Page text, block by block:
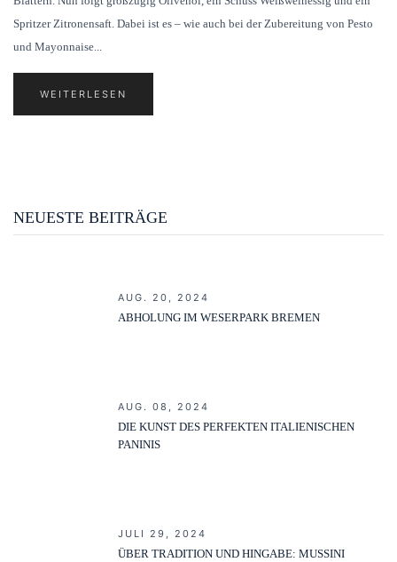
NEUESTE BEITRÄGE
AUG. 20, 2024
ABHOLUNG IM WESERPARK BREMEN
AUG. 08, 2024
DIE KUNST DES PERFEKTEN ITALIENISCHEN
PANINIS
JULI 29, 2024
ÜBER TRADITION UND HINGABE: MUSSINI
Spritzer Zitronensaft. Dabei ist es – wie auch bei der Zubereitung von Pesto
und Mayonnaise...
WEITERLESEN